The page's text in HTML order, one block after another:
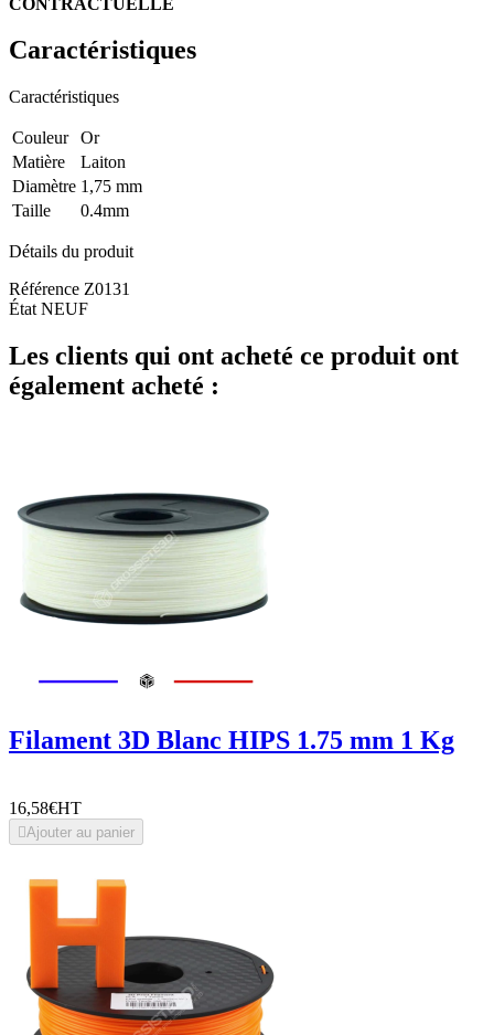
Caractéristiques
Caractéristiques
Couleur
Or
Matière
Laiton
Diamètre 1,75 mm
Taille
0.4mm
Détails du produit
Référence Z0131
État NEUF
Les clients qui ont acheté ce produit ont
également acheté :
Filament 3D Blanc HIPS 1.75 mm 1 Kg
16,58€HT
Ajouter au panier